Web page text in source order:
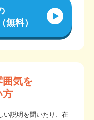
無料）
囲気を
方
い説明を聞いたり、在